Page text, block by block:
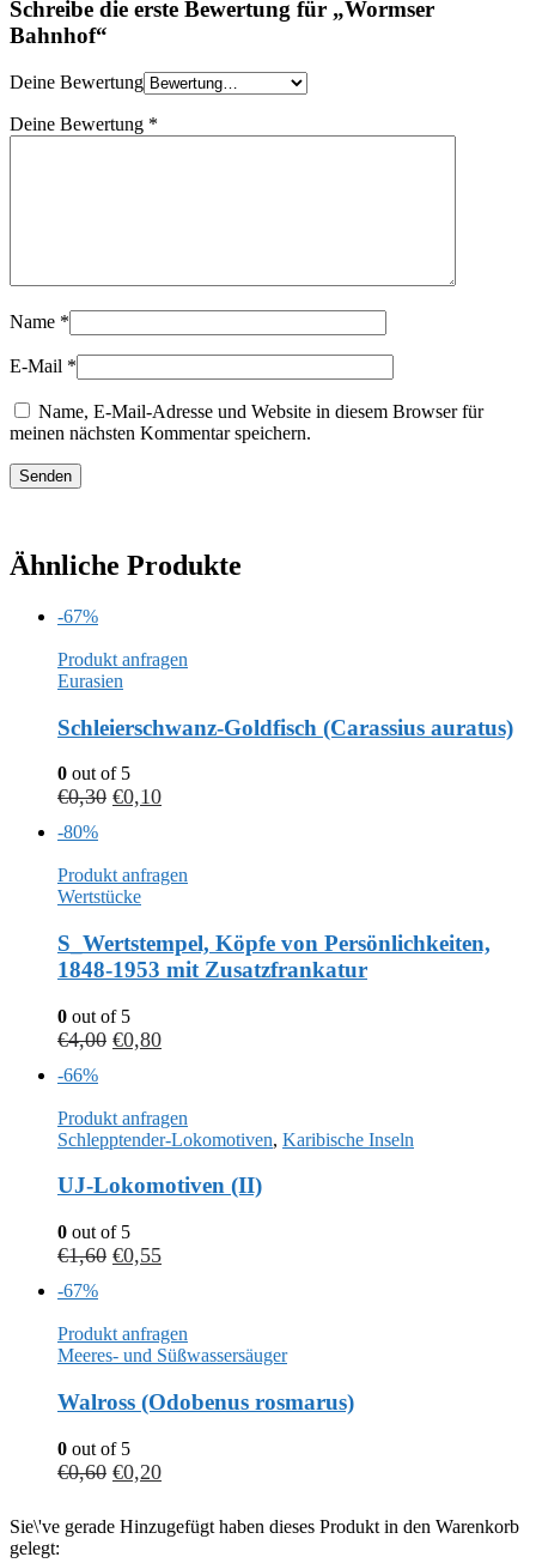
Schreibe die erste Bewertung für „Wormser
Bahnhof“
Deine Bewertung
Deine Bewertung *
Name *
E-Mail *
Name, E-Mail-Adresse und Website in diesem Browser für
meinen nächsten Kommentar speichern.
Ähnliche Produkte
-67%
Produkt anfragen
Eurasien
Schleierschwanz-Goldfisch (Carassius auratus)
0 out of 5
€0,30 €0,10
-80%
Produkt anfragen
Wertstücke
S_Wertstempel, Köpfe von Persönlichkeiten,
1848-1953 mit Zusatzfrankatur
0 out of 5
€4,00 €0,80
-66%
Produkt anfragen
Schlepptender-Lokomotiven, Karibische Inseln
UJ-Lokomotiven (II)
0 out of 5
€1,60 €0,55
-67%
Produkt anfragen
Meeres- und Süßwassersäuger
Walross (Odobenus rosmarus)
0 out of 5
€0,60 €0,20
Sie\'ve gerade Hinzugefügt haben dieses Produkt in den Warenkorb
gelegt: